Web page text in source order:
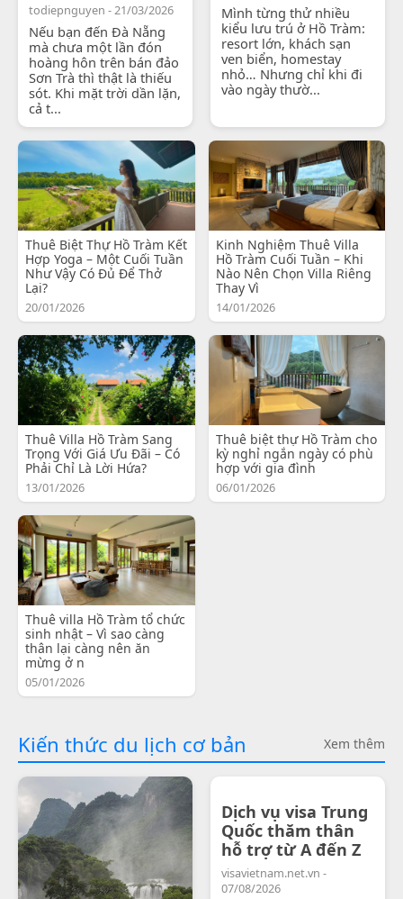
todiepnguyen - 21/03/2026
Nếu bạn đến Đà Nẵng
mà chưa một lần đón
hoàng hôn trên bán đảo
Sơn Trà thì thật là thiếu
sót. Khi mặt trời dần lặn,
cả t...
Mình từng thử nhiều
kiểu lưu trú ở Hồ Tràm:
resort lớn, khách sạn
ven biển, homestay
nhỏ… Nhưng chỉ khi đi
vào ngày thườ...
Thuê Biệt Thự Hồ Tràm Kết
Hợp Yoga – Một Cuối Tuần
Như Vậy Có Đủ Để Thở
Lại?
20/01/2026
Kinh Nghiệm Thuê Villa
Hồ Tràm Cuối Tuần – Khi
Nào Nên Chọn Villa Riêng
Thay Vì
14/01/2026
Thuê Villa Hồ Tràm Sang
Trọng Với Giá Ưu Đãi – Có
Phải Chỉ Là Lời Hứa?
13/01/2026
Thuê biệt thự Hồ Tràm cho
kỳ nghỉ ngắn ngày có phù
hợp với gia đình
06/01/2026
Thuê villa Hồ Tràm tổ chức
sinh nhật – Vì sao càng
thân lại càng nên ăn
mừng ở n
05/01/2026
Kiến thức du lịch cơ bản Xem thêm
Dịch vụ visa Trung
Quốc thăm thân
hỗ trợ từ A đến Z
visavietnam.net.vn -
07/08/2026